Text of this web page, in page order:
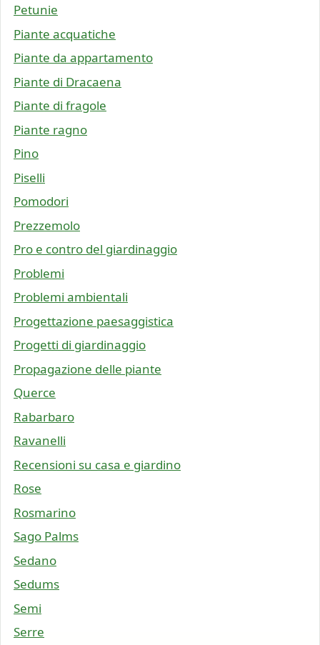
Petunie
Piante acquatiche
Piante da appartamento
Piante di Dracaena
Piante di fragole
Piante ragno
Pino
Piselli
Pomodori
Prezzemolo
Pro e contro del giardinaggio
Problemi
Problemi ambientali
Progettazione paesaggistica
Progetti di giardinaggio
Propagazione delle piante
Querce
Rabarbaro
Ravanelli
Recensioni su casa e giardino
Rose
Rosmarino
Sago Palms
Sedano
Sedums
Semi
Serre